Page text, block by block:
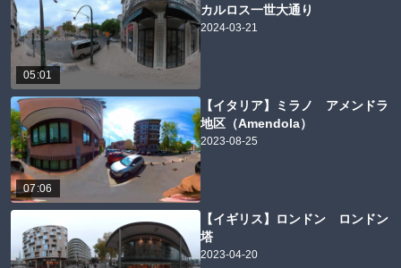
05:01
カルロス一世大通り
2024-03-21
07:06
【イタリア】ミラノ アメンドラ
地区（Amendola）
2023-08-25
【イギリス】ロンドン ロンドン
塔
2023-04-20